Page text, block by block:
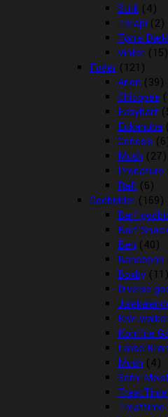
Strik (4)
Terapi (2)
Tørre
Vinter (15)
Foder (121)
Arion (39)
Chicopee
Easybarf
Eukanuba
Genesis
Mush (27)
Pronature
Rafi (6)
Godbidder (169)
Barf
Barf Snack
Ben (40)
Benebone
Boxby (11)
Diverse
Kiwi walker
Kornfrie
Lakse
Mush (4)
Semi
TreatTime
Treattime